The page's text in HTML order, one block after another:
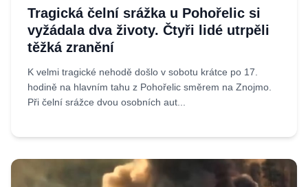
Tragická čelní srážka u Pohořelic si
vyžádala dva životy. Čtyři lidé utrpěli
těžká zranění
K velmi tragické nehodě došlo v sobotu krátce po 17.
hodině na hlavním tahu z Pohořelic směrem na Znojmo.
Při čelní srážce dvou osobních aut...